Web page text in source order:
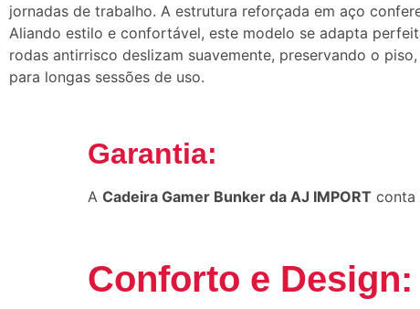
jornadas de trabalho. A estrutura reforçada em aço
Aliando estilo e confortável, este modelo se adapta
rodas antirrisco deslizam suavemente, preservando o
para longas sessões de uso.
Garantia:
A Cadeira Gamer Bunker da AJ IMPORT conta
Conforto e Design: